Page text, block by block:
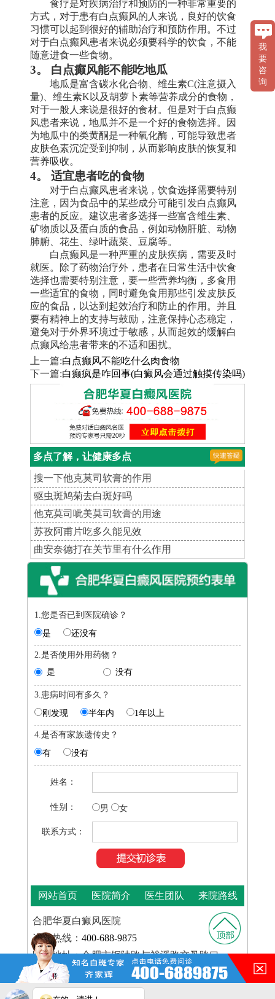
食疗是对疾病治疗和预防的一种非常重要的
方式，对于患有白点癫风的人来说，良好的饮食
习惯可以起到很好的辅助治疗和预防作用。不过
对于白点癫风患者来说必须要科学的饮食，不能
随意进食一些食物。
3。 白点癫风能不能吃地瓜
地瓜是富含碳水化合物、维生素C(注意摄入
量)、维生素K以及胡萝卜素等营养成分的食物，
对于一般人来说是很好的食材。但是对于白点癫
风患者来说，地瓜并不是一个好的食物选择。因
为地瓜中的类黄酮是一种氧化酶，可能导致患者
皮肤色素沉淀受到抑制，从而影响皮肤的恢复和
营养吸收。
4。 适宜患者吃的食物
对于白点癫风患者来说，饮食选择需要特别
注意，因为食品中的某些成分可能引发白点癫风
患者的反应。建议患者多选择一些富含维生素、
矿物质以及蛋白质的食品，例如动物肝脏、动物
肺腑、花生、绿叶蔬菜、豆腐等。
白点癫风是一种严重的皮肤疾病，需要及时
就医。除了药物治疗外，患者在日常生活中饮食
选择也需要特别注意，要一些营养均衡，多食用
一些适宜的食物，同时避免食用那些引发皮肤反
应的食品，以达到起效治疗和防止的作用。并且
要有精神上的支持与鼓励，注意保持心态稳定，
避免对于外界环境过于敏感，从而起效的缓解白
点癫风给患者带来的不适和困扰。
上一篇:白点癫风不能吃什么肉食物
下一篇:白癫疯是咋回事(白癜风会通过触摸传染吗)
多点了解，让健康多点
搜一下他克莫司软膏的作用
驱虫斑鸠菊去白斑好吗
他克莫司呲美莫司软膏的用途
苏孜阿甫片吃多久能见效
曲安奈德打在关节里有什么作用
1.您是否已到医院确诊？
是
还没有
2.是否使用外用药物？
是
没有
3.患病时间有多久？
刚发现
半年内 1年以上
4.是否有家族遗传史？
有
没有
姓名：
性别： 男 女
联系方式：
网站首页 医院简介 医生团队 来院路线
合肥华夏白癜风医院
咨询热线： 400-688-9875
医院地址：合肥市铜陵路与裕溪路交叉路口
Copyright © 2025合肥华夏白癜风医院版权所有 皖ICP
备16014022号-11
在的，请讲！
您的白斑在什么部位？
我
要
咨
询